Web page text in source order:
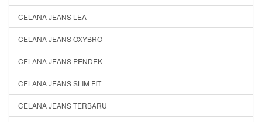
CELANA JEANS LEA
CELANA JEANS OXYBRO
CELANA JEANS PENDEK
CELANA JEANS SLIM FIT
CELANA JEANS TERBARU